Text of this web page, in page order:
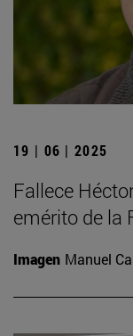
19 | 06 | 2025
Fallece
emérito de la
Imagen Manuel